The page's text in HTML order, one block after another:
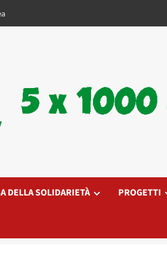
DELLA SOLIDARIETÀ PROGETTI